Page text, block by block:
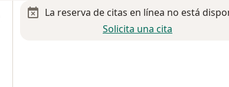
La reserva de citas en línea no está
Solicita una cita